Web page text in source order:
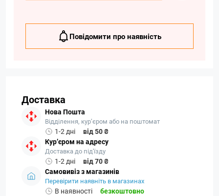
Повідомити про наявність
Доставка
Нова Пошта
Відділення, кур’єром або на поштомат
1-2 дні
від 50 ₴
Кур’єром на адресу
Доставка до під'їзду
1-2 дні
від 70 ₴
Самовивіз з магазинів
Перевірити наявніть в магазинах
В наявності безкоштовно